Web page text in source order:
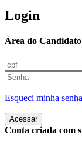
Login
Área do Candidato
Esqueci minha senha
Acessar
Conta criada com